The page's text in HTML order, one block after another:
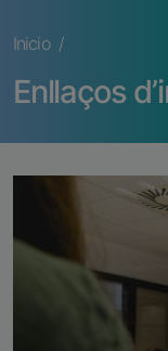
Ruta de
Inicio
Enllaços